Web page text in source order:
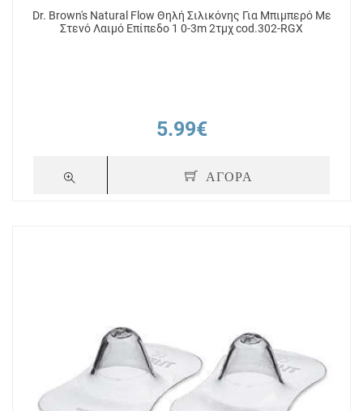
Dr. Brown's Natural Flow Θηλή Σιλικόνης Για Μπιμπερό Με
Στενό Λαιμό Επίπεδο 1 0-3m 2τμχ cod.302-RGX
5.99€
ΑΓΟΡΑ